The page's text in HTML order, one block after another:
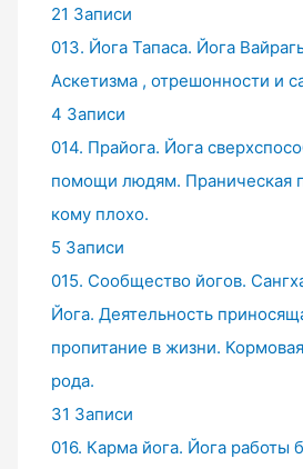
21 Записи
013. Йога Тапаса. Йога
Аскетизма , отрешонности и
4 Записи
014. Прайога. Йога
помощи людям. Праническая
кому плохо.
5 Записи
015. Сообщество йогов.
Йога. Деятельность
пропитание в жизни.
рода.
31 Записи
016. Карма йога. Йога работы